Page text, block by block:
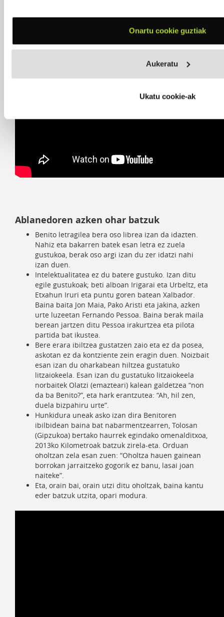
Onartu cookie guztiak
Aukeratu
Ukatu cookie-ak
Ablanedoren azken ohar batzuk
Benito letragilea bera oso librea izan da idazten.
Nahiz eta bakarren batek esan letra ez zuela
gustukoa, berak oso argi izan du zer idatzi nahi
izan duen.
Intelektualitatea ez du batere gustuko. Izan ditu
egile gustukoak; beti alboan Irigarai eta Urbeltz, eta
Etxahun Iruri eta puntu goren batean Xalbador.
Baina baita Jon Maia, Pako Aristi eta jakina, azken
urte luzeetan Fernando Pessoa. Baina berak maila
berean jartzen ditu Pessoa irakurtzea eta pilota
partida bat ikustea.
Bere erara ibiltzea gustatzen zaio eta ez da posea,
askotan ez da kontziente zein eragin duen. Noizbait
esan izan du oharkabean hiltzea gustatuko
litzaiokeela. Esan izan du gustatuko litzaiokeela
norbaitek Olatzi (emazteari) kalean galdetzea “non
da ba Benito?”, eta hark erantzutea: “Ah, hil zen,
duela bizpahiru urte”.
Hunkidura uneak asko izan dira Benitoren
ibilbidean baina bat nabarmentzearren, Tolosan
(Gipzukoa) bertako haurrek egindako omenalditxoa,
2013ko Kilometroak batzuk zirela-eta. Orduan
oholtzan zela esan zuen: “Oholtza hauen gainean
borrokan jarraitzeko gogorik ez banu, lasai joan
naiteke”.
Eta, orain bai, orain utzi ditu oholtzak, baina kantu
eder batzuk utzita, opari modura.